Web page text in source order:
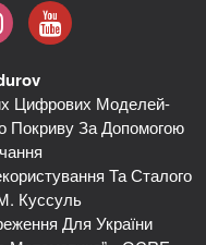
Цифрових Моделей-
Покриву За Допомогою
Та Сталого
Куссуль
Для України